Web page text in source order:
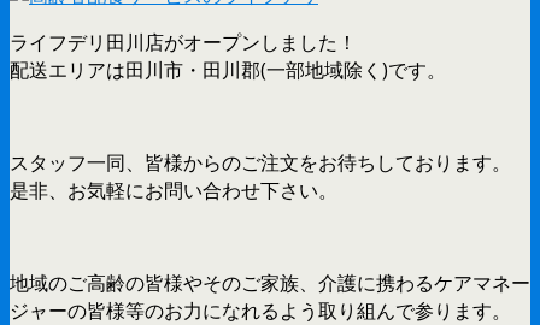
ライフデリ田川店がオープンしました！
配送エリアは田川市・田川郡(一部地域除く)です。
スタッフ一同、皆様からのご注文をお待ちしております。
是非、お気軽にお問い合わせ下さい。
地域のご高齢の皆様やそのご家族、介護に携わるケアマネー
ジャーの皆様等のお力になれるよう取り組んで参ります。